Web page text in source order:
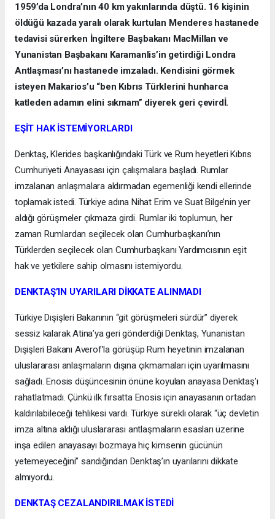
1959’da Londra’nın 40 km yakınlarında düştü. 16 kişinin
öldüğü kazada yaralı olarak kurtulan Menderes hastanede
tedavisi sürerken İngiltere Başbakanı MacMillan ve
Yunanistan Başbakanı Karamanlis’in getirdiği Londra
Antlaşması’nı hastanede imzaladı. Kendisini görmek
isteyen Makarios’u “ben Kıbrıs Türklerini hunharca
katleden adamın elini sıkmam” diyerek geri çevirdİ.
EŞİT HAK İSTEMİYORLARDI
Denktaş, Klerides başkanlığındaki Türk ve Rum heyetleri Kıbrıs
Cumhuriyeti Anayasası için çalışmalara başladı. Rumlar
imzalanan anlaşmalara aldırmadan egemenliği kendi ellerinde
toplamak istedi. Türkiye adına Nihat Erim ve Suat Bilge’nin yer
aldığı görüşmeler çıkmaza girdi. Rumlar iki toplumun, her
zaman Rumlardan seçilecek olan Cumhurbaşkanı’nın
Türklerden seçilecek olan Cumhurbaşkanı Yardımcısının eşit
hak ve yetkilere sahip olmasını istemiyordu.
DENKTAŞ’IN UYARILARI DİKKATE ALINMADI
Türkiye Dışişleri Bakanının “git görüşmeleri sürdür” diyerek
sessiz kalarak Atina’ya geri gönderdiği Denktaş, Yunanistan
Dışişleri Bakanı Averof’la görüşüp Rum heyetinin imzalanan
uluslararası anlaşmaların dışına çıkmamaları için uyarılmasını
sağladı. Enosis düşüncesinin önüne koyulan anayasa Denktaş’ı
rahatlatmadı. Çünkü ilk fırsatta Enosis için anayasanın ortadan
kaldırılabileceği tehlikesi vardı. Türkiye sürekli olarak “üç devletin
imza altına aldığı uluslararası antlaşmaların esasları üzerine
inşa edilen anayasayı bozmaya hiç kimsenin gücünün
yetemeyeceğini” sandığından Denktaş’ın uyarılarını dikkate
almıyordu.
DENKTAŞ CEZALANDIRILMAK İSTEDİ